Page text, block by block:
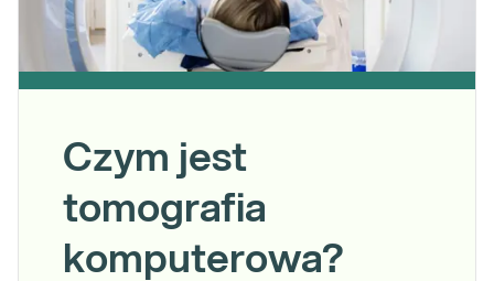
Czym jest
tomografia
komputerowa?